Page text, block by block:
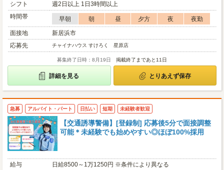
シフト
週2日以上 1日3時間以上
時間帯
早朝 朝 昼 夕方 夜
夜勤
面接地
新居浜市
応募先
チャイナハウス すけろく 星原店
募集終了日時：8月19日 掲載終了まであと11日
詳細を見る とりあえず保存
急募 アルバイト・パート 日払い 短期 未経験者歓迎
【交通誘導警備】[登録制] 応募後5分で面接調整
可能＊未経験でも始めやすい◎ほぼ100%採用
給与
日給8500～1万1250円 ※条件により異なる